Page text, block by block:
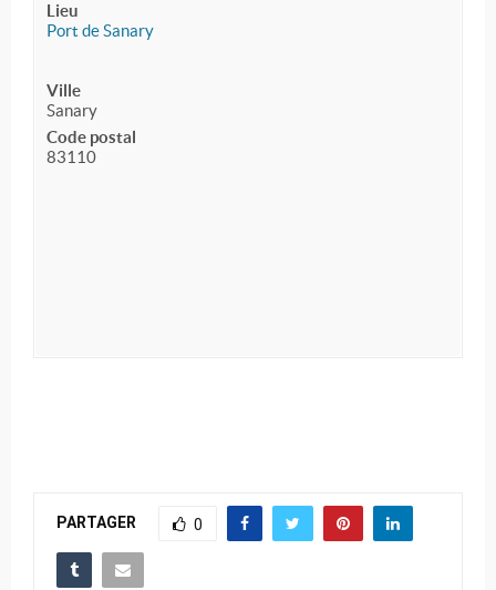
Lieu
Port de Sanary
Ville
Sanary
Code postal
83110
PARTAGER 0